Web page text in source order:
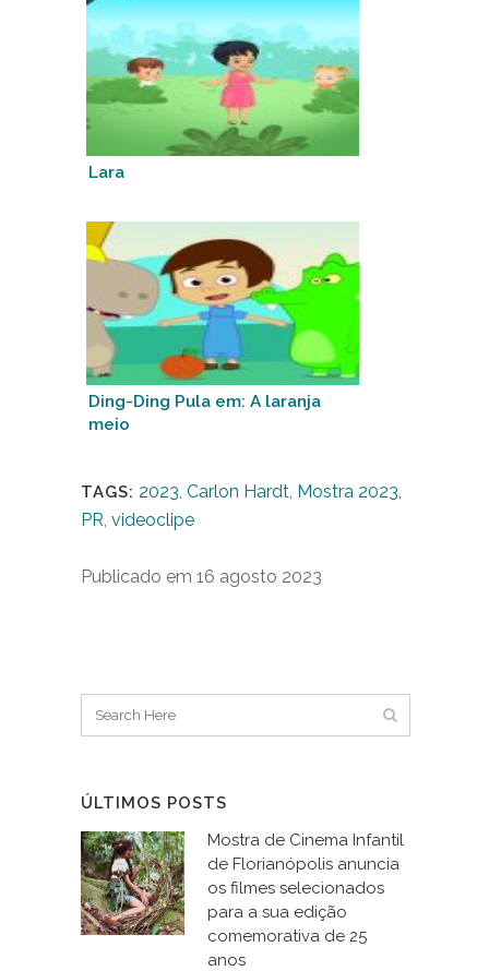
Lara
Ding-Ding Pula em: A laranja
meio
TAGS: 2023 Carlon Hardt Mostra 2023
PR videoclipe
Publicado em 16 agosto 2023
ÚLTIMOS POSTS
Mostra de Cinema Infantil
de Florianópolis anuncia
os filmes selecionados
para a sua edição
comemorativa de 25
anos